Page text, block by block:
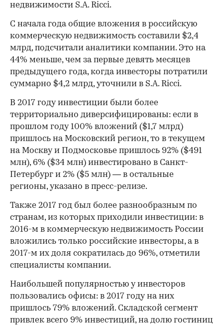
недвижимости S.A. Ricci.
С начала года общие вложения в российскую
коммерческую недвижимость составили $2,4
млрд, подсчитали аналитики компании. Это на
44% меньше, чем за первые девять месяцев
предыдущего года, когда инвесторы потратили
суммарно $4,2 млрд, уточнили в S.A. Ricci.
В 2017 году инвестиции были более
территориально диверсифицированы: если в
прошлом году 100% вложений ($1,7 млрд)
пришлось на Московский регион, то в текущем
на Москву и Подмосковье пришлось 92% ($491
млн), 6% ($34 млн) инвестировано в Санкт-
Петербург и 2% ($5 млн) — в остальные
регионы, указано в пресс-релизе.
Также 2017 год был более разнообразным по
странам, из которых приходили инвестиции: в
2016-м в коммерческую недвижимость России
вложились только российские инвесторы, а в
2017-м их доля сократилась до 96%, отметили
специалисты компании.
Наибольшей популярностью у инвесторов
пользовались офисы: в 2017 году на них
пришлось 79% вложений. Складской сегмент
привлек всего 9% инвестиций, на долю гостиниц